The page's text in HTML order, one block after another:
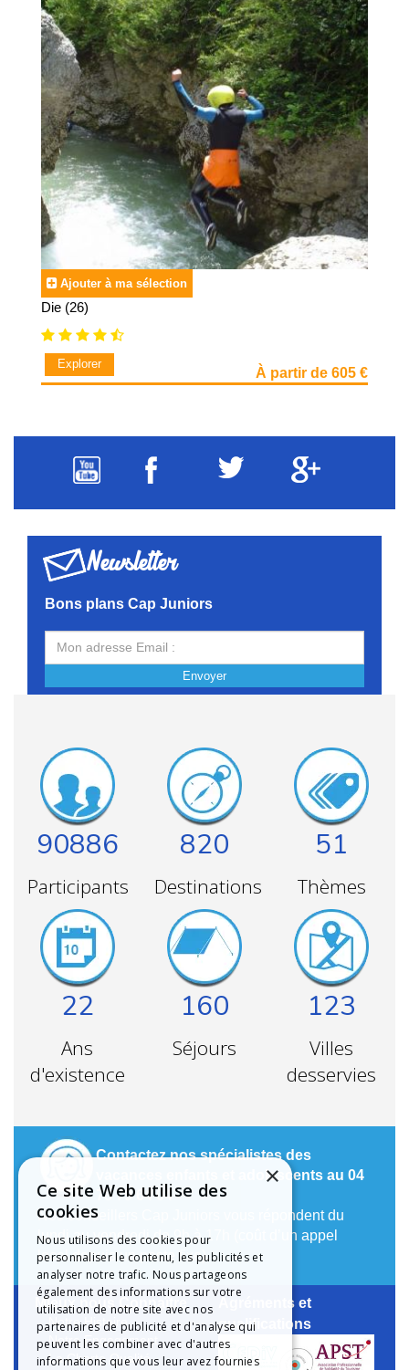
Ajouter à ma sélection
Die (26)
Explorer
À partir de 605 €
Newsletter
Bons plans Cap Juniors
Envoyer
90886
Participants
820
Destinations
51
Thèmes
22
Ans
d'existence
160
Séjours
123
Villes
desservies
Contactez nos spécialistes des
vacances enfants et adolescents au 04
78 79 64 04
Nos conseillers Cap Juniors vous répondent du
lundi au vendredi de 9h à 17h (coût d’un appel
local depuis un poste fixe).
Mieux nous Connaître
Notre Histoire
Notre Engagement
La Charte Qualité
Agréments et
qualifications
×
Ce site Web utilise des
cookies
Nous utilisons des cookies pour
personnaliser le contenu, les publicités et
analyser notre trafic. Nous partageons
également des informations sur votre
utilisation de notre site avec nos
partenaires de publicité et d'analyse qui
peuvent les combiner avec d'autres
informations que vous leur avez fournies